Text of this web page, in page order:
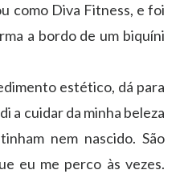
como Diva Fitness, e foi
a bordo de um biquíni
estético, dá para
a cuidar da minha beleza
nem nascido. São
eu me perco às vezes.